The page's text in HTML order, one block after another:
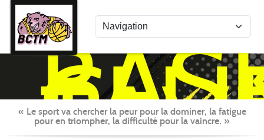
« Le sport va chercher la peur pour la dominer, la fatigue
pour en triompher, la difficulté pour la vaincre. »
Panneau de gestion des cookies